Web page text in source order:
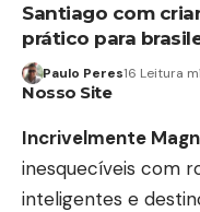
Santiago com
prático para
Paulo Peres16 Leitura
Nosso Site
Incrivelmente
inesquecíveis com
inteligentes e